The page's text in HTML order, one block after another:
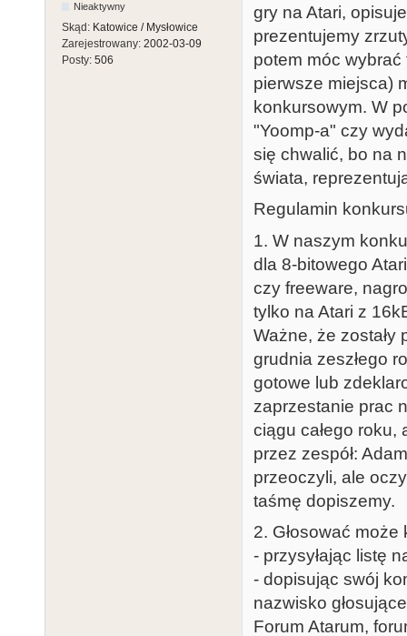
Nieaktywny
Skąd: Katowice / Mysłowice
Zarejestrowany: 2002-03-09
Posty: 506
gry na Atari,
prezentujemy
potem móc wybrać
pierwsze miejsca)
konkursowym. W
"Yoomp-a" czy
się chwalić, bo na
świata,
Regulamin
1. W naszym
dla 8-bitowego
czy freeware,
tylko na Atari z
Ważne, że
grudnia zeszłego
gotowe lub
zaprzestanie prac
ciągu całego roku,
przez zespół:
przeoczyli, ale
taśmę dopiszemy.
2. Głosować
- przysyłając listę
- dopisując swój
nazwisko
Forum Atarum,